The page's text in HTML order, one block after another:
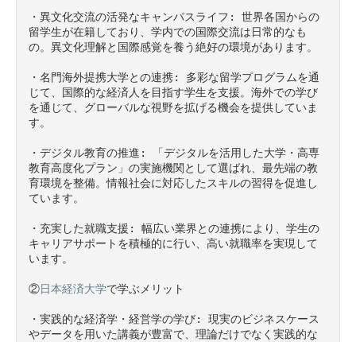
・異文化交流の活発なキャンパスライフ: 世界各国からの
留学生が在籍しており、学内での国際交流は日常的なも
の。異文化理解と国際感覚を養う絶好の環境があります。
・名門海外提携大学との連携: 多彩な留学プログラムを通
じて、国際的な経済人を目指す学生を支援。海外での学び
を通じて、グローバルな視野を拡げる機会を提供していま
す。
・デジタル教育の推進: 「デジタルを活用した大学・高専
教育高度化プラン」の実施機関として選ばれ、最先端の教
育環境を整備。情報社会に対応したスキルの習得を促進し
ています。
・充実した就職支援: 幅広い業界との連携により、学生の
キャリアサポートを積極的に行い、高い就職率を実現して
います。
②日本経済大学で学ぶメリット
・実践的な経済学・経営学の学び: 現実のビジネスケース
やデータを用いた講義が豊富で、理論だけでなく実践的な